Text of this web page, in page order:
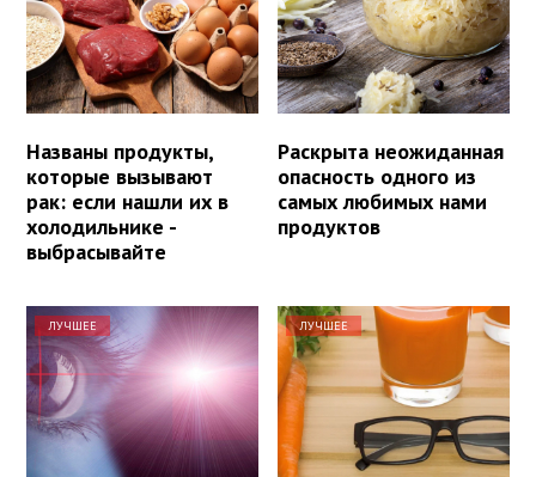
Названы продукты,
которые вызывают
рак: если нашли их в
холодильнике -
выбрасывайте
Раскрыта неожиданная
опасность одного из
самых любимых нами
продуктов
ЛУЧШЕЕ ЛУЧШЕЕ